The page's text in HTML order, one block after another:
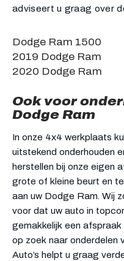
adviseert u graag over
Dodge Ram 1500
2019 Dodge Ram
2020 Dodge Ram
Ook voor
Dodge Ram
In onze 4x4 werkplaats
uitstekend onderhouden
herstellen bij onze eigen
grote of kleine beurt en
aan uw Dodge Ram. Wij
voor dat uw auto in
gemakkelijk een afspraak
op zoek naar onderdelen
Auto’s helpt u graag